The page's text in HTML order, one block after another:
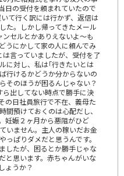
日の受付を頼まれていたので
て行く訳には行かず、返信は
た。しかし帰ってきたメール
セルとかありえないよ～も
うにかして家の人に頼んでみ
言っていましたが、受付を了
に対し、私は｢行きたいとは
行けるかどうか分からないの
そのほうが困るんじゃない？
出してない時点で勝手に決
の日社員旅行で不在、義母た
間預けておくのは心配だし、
妊娠２ヶ月から悪阻がひど
いません。主人の稼いだお金
ぱりダメだと思うんです。
したが、困るとか勝手じゃな
と思います。赤ちゃんがいな
ょうか？